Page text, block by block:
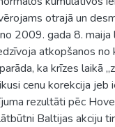
otrajā un
2009. gada 8.
atkopšanos no
ka krīzes laikā
cenu korekcija jeb
rezultāti pēc
Baltijas akciju